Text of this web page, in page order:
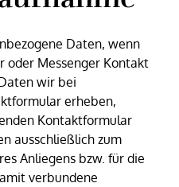
Daten, wenn
oder Messenger Kontakt
wir bei
erheben,
Kontaktformular
ausschließlich zum
Anliegens bzw. für die
verbundene